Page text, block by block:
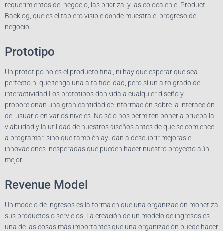
requerimientos del negocio, las prioriza, y las coloca en el Product
Backlog, que es el tablero visible donde muestra el progreso del
negocio..
Prototipo
Un prototipo no es el producto final, ni hay que esperar que sea
perfecto ni que tenga una alta fidelidad, pero sí un alto grado de
interactividad.Los prototipos dan vida a cualquier diseño y
proporcionan una gran cantidad de información sobre la interacción
del usuario en varios niveles. No sólo nos permiten poner a prueba la
viabilidad y la utilidad de nuestros diseños antes de que se comience
a programar, sino que también ayudan a descubrir mejoras e
innovaciones inesperadas que pueden hacer nuestro proyecto aún
mejor.
Revenue Model
Un modelo de ingresos es la forma en que una organización monetiza
sus productos o servicios. La creación de un modelo de ingresos es
una de las cosas más importantes que una organización puede hacer